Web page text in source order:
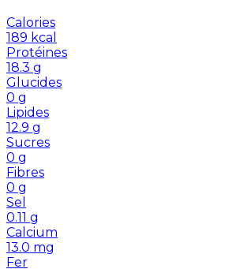
Calories
189 kcal
Protéines
18.3 g
Glucides
0 g
Lipides
12.9 g
Sucres
0 g
Fibres
0 g
Sel
0.11 g
Calcium
13.0 mg
Fer